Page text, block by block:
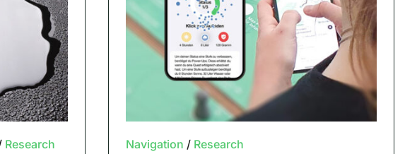
Research Navigation / Research